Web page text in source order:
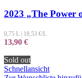
2023 „The Power
0,75 L | 18,53 €/L
13,90 €
Sold out
Schnellansicht